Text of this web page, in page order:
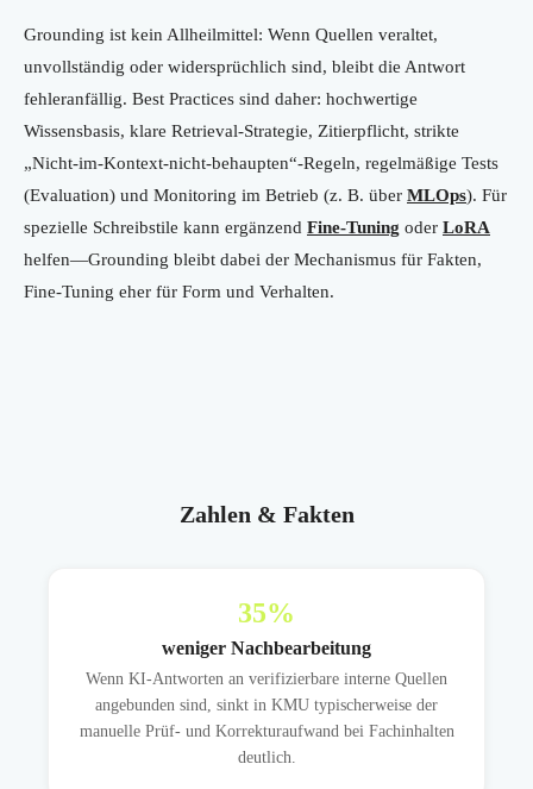
Grounding ist kein Allheilmittel: Wenn Quellen veraltet,
unvollständig oder widersprüchlich sind, bleibt die Antwort
fehleranfällig. Best Practices sind daher: hochwertige
Wissensbasis, klare Retrieval-Strategie, Zitierpflicht, strikte
„Nicht-im-Kontext-nicht-behaupten“-Regeln, regelmäßige Tests
(Evaluation) und Monitoring im Betrieb (z. B. über MLOps). Für
spezielle Schreibstile kann ergänzend Fine-Tuning oder LoRA
helfen—Grounding bleibt dabei der Mechanismus für Fakten,
Fine-Tuning eher für Form und Verhalten.
Zahlen & Fakten
35%
weniger Nachbearbeitung
Wenn KI-Antworten an verifizierbare interne Quellen
angebunden sind, sinkt in KMU typischerweise der
manuelle Prüf- und Korrekturaufwand bei Fachinhalten
deutlich.